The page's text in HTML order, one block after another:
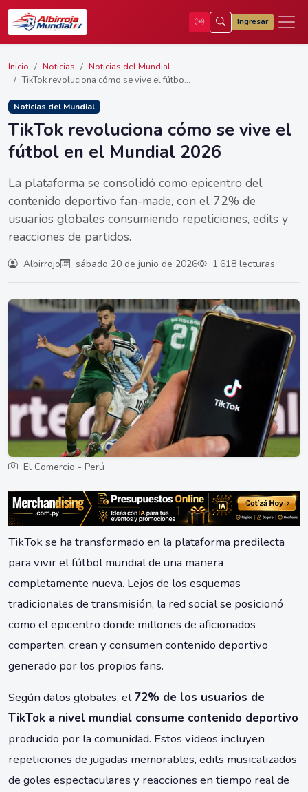
Ingresar
Inicio Noticias
Noticias del Mundial
TikTok revoluciona cómo se vive el fútbo...
Noticias del Mundial
TikTok revoluciona cómo se vive el
fútbol en el Mundial 2026
La plataforma se consolidó como epicentro del
contenido deportivo fan-made, con el 72% de
usuarios globales consumiendo repeticiones, edits y
reacciones de partidos.
Albirrojo sábado 20 de junio de 2026 1.618 lecturas
El Comercio - Perú
TikTok se ha transformado en la plataforma predilecta
para vivir el fútbol mundial de una manera
completamente nueva. Lejos de los esquemas
tradicionales de transmisión, la red social se posicionó
como el epicentro donde millones de aficionados
comparten, crean y consumen contenido deportivo
generado por los propios fans.
Según datos globales, el72% de los usuarios de
TikTok a nivel mundial consume contenido deportivo
producido por la comunidad. Estos videos incluyen
repeticiones de jugadas memorables, edits musicalizados
de goles espectaculares y reacciones en tiempo real de